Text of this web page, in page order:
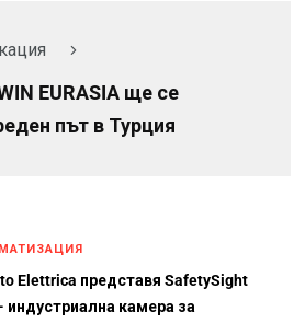
EURASIA ще се
път в Турция
Elettrica представя SafetySight
индустриална камера за